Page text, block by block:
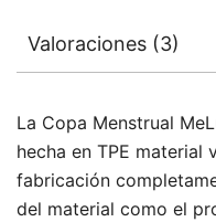
Valoraciones (3)
La Copa Menstrual
hecha en TPE material
fabricación
del material como el